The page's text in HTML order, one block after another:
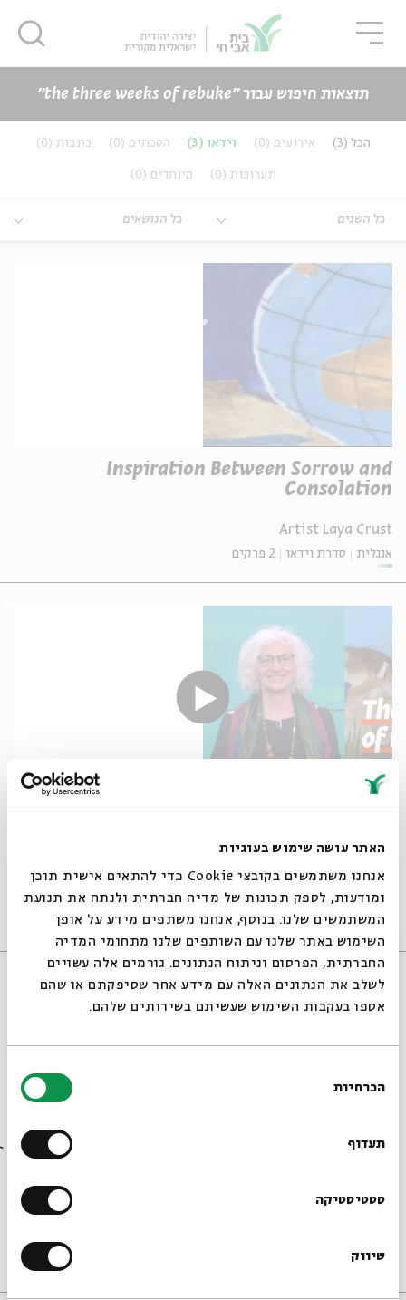
האתר עושה שימוש בעוגיות
אנחנו משתמשים בקובצי Cookie כדי להתאים אישית תוכן
ומודעות, לספק תכונות של מדיה חברתית ולנתח את תנועת
המשתמשים שלנו. בנוסף, אנחנו משתפים מידע על אופן
השימוש באתר שלנו עם השותפים שלנו מתחומי המדיה
החברתית, הפרסום וניתוח הנתונים. גורמים אלה עשויים
לשלב את הנתונים האלה עם מידע אחר שסיפקתם או שהם
אספו בעקבות השימוש שעשיתם בשירותים שלהם.
הסכמה
הכרחיות
תעדוף
סטטיסטיקה
שיווק
תוצאות חיפוש עבור ״the three weeks of rebuke״
תכנים
הכל (3) אירועים (0) וידאו (3) הסכתים (0) כתבות (0)
תערוכות (0) מיוחדים (0)
כל השנים כל הנושאים
Inspiration Between Sorrow and
Consolation
Artist Laya Crust
אנגלית סדרת וידאו 2 פרקים
The Three Weeks of Rebuke
Artist Laya Crust
מתוך: Inspiration Between Sorrow and Consolation
אנגלית וידאו
16/07/23
סגור
סגור